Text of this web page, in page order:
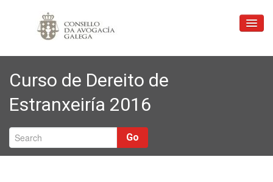
Inicio
Consello
Xustiza Gratuíta
Profesión
Ligazóns
Curso de Dereito de
Estranxeiría 2016
Go